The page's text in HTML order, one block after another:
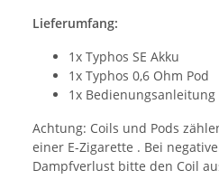
Lieferumfang:
1x Typhos SE Akku
1x Typhos 0,6 Ohm Pod
1x Bedienungsanleitung
Achtung: Coils und Pods
einer E-Zigarette . Bei
Dampfverlust bitte den Coil